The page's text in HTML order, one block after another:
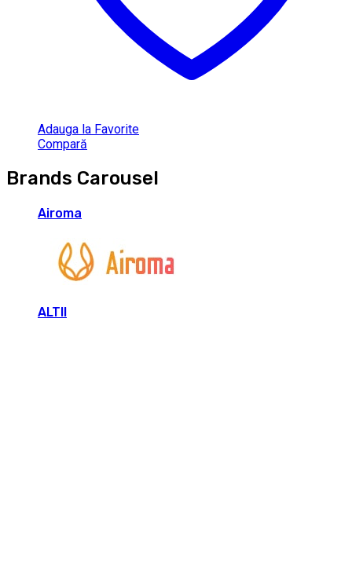
Adauga la Favorite
Compară
Brands Carousel
Airoma
ALTII